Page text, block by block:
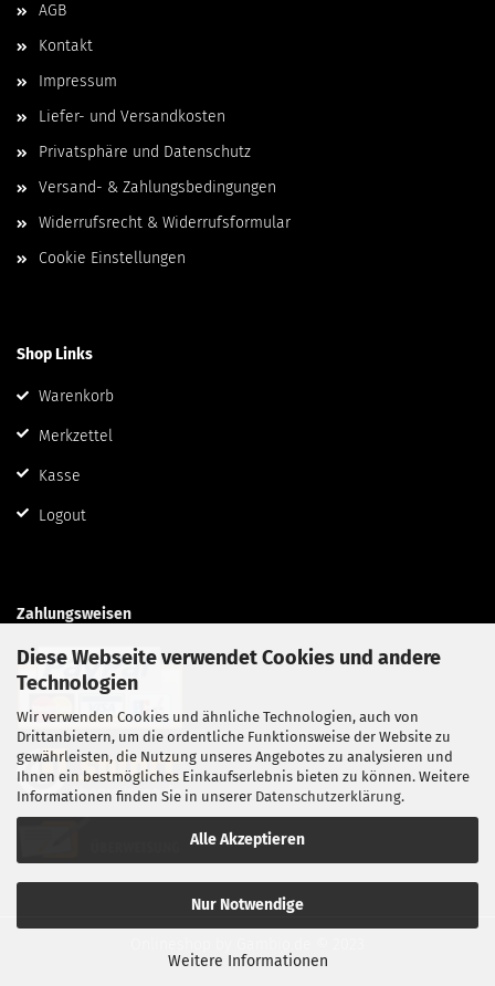
Diese Webseite verwendet Cookies und andere
Technologien
Wir verwenden Cookies und ähnliche Technologien, auch von
Drittanbietern, um die ordentliche Funktionsweise der Website zu
gewährleisten, die Nutzung unseres Angebotes zu analysieren und
Ihnen ein bestmögliches Einkaufserlebnis bieten zu können. Weitere
Informationen finden Sie in unserer Datenschutzerklärung.
Alle Akzeptieren
Nur Notwendige
Weitere Informationen
AGB
Kontakt
Impressum
Liefer- und Versandkosten
Privatsphäre und Datenschutz
Versand- & Zahlungsbedingungen
Widerrufsrecht & Widerrufsformular
Cookie Einstellungen
Shop Links
Warenkorb
Merkzettel
Kasse
Logout
Zahlungsweisen